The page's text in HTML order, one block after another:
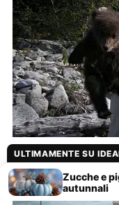
ULTIMAMENTE SU
Zucche e
autunnali